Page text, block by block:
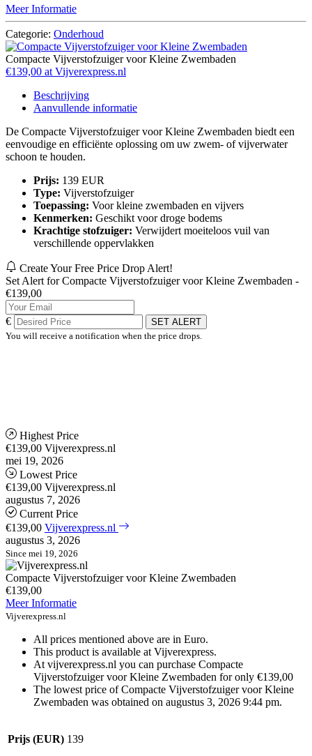
Meer Informatie
Categorie: Onderhoud
Compacte Vijverstofzuiger voor Kleine Zwembaden
€139,00 at Vijverexpress.nl
Beschrijving
Aanvullende informatie
De Compacte Vijverstofzuiger voor Kleine Zwembaden biedt een
eenvoudige en efficiënte oplossing om uw zwem- of vijverwater
schoon te houden.
Prijs: 139 EUR
Type: Vijverstofzuiger
Toepassing: Voor kleine zwembaden en vijvers
Kenmerken: Geschikt voor droge bodems
Krachtige stofzuiger: Verwijdert moeiteloos vuil van
verschillende oppervlakken
Create Your Free Price Drop Alert!
Set Alert for Compacte Vijverstofzuiger voor Kleine Zwembaden -
€139,00
€
SET ALERT
You will receive a notification when the price drops.
Highest Price
€139,00 Vijverexpress.nl
mei 19, 2026
Lowest Price
€139,00 Vijverexpress.nl
augustus 7, 2026
Current Price
€139,00 Vijverexpress.nl
augustus 3, 2026
Since mei 19, 2026
Compacte Vijverstofzuiger voor Kleine Zwembaden
€139,00
Meer Informatie
Vijverexpress.nl
All prices mentioned above are in Euro.
This product is available at Vijverexpress.
At vijverexpress.nl you can purchase Compacte
Vijverstofzuiger voor Kleine Zwembaden for only €139,00
The lowest price of Compacte Vijverstofzuiger voor Kleine
Zwembaden was obtained on augustus 3, 2026 9:44 pm.
Prijs (EUR) 139